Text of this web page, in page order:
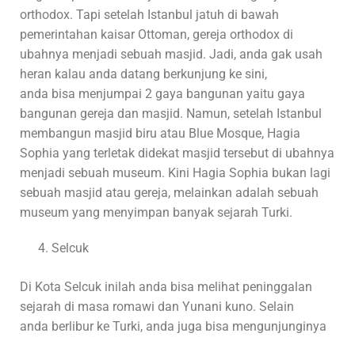
orthodox. Tapi setelah Istanbul jatuh di bawah
pemerintahan kaisar Ottoman, gereja orthodox di
ubahnya menjadi sebuah masjid. Jadi, anda gak usah
heran kalau anda datang berkunjung ke sini,
anda bisa menjumpai 2 gaya bangunan yaitu gaya
bangunan gereja dan masjid. Namun, setelah Istanbul
membangun masjid biru atau Blue Mosque, Hagia
Sophia yang terletak didekat masjid tersebut di ubahnya
menjadi sebuah museum. Kini Hagia Sophia bukan lagi
sebuah masjid atau gereja, melainkan adalah sebuah
museum yang menyimpan banyak sejarah Turki.
Selcuk
Di Kota Selcuk inilah anda bisa melihat peninggalan
sejarah di masa romawi dan Yunani kuno. Selain
anda berlibur ke Turki, anda juga bisa mengunjunginya